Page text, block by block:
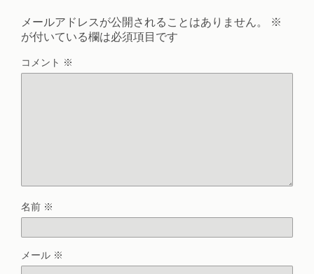
メールアドレスが公開されることはありません。
※
が付いている欄は必須項目です
コメント ※
名前 ※
メール ※